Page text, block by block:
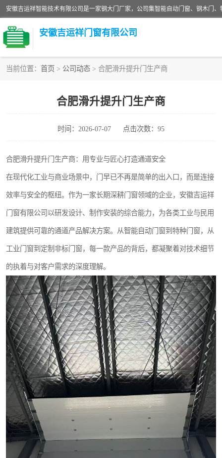
安徽吉运祥门窗有限公司
当前位置： 首页 > 公司动态 > 合肥滑升提升门生产商
合肥滑升提升门生产商
时间：2026-07-07 点击次数：95
合肥滑升提升门生产商：用专业与匠心打造通道安全
在现代化工业与商业场景中，门早已不再是简单的出入口，而是连接
效率与安全的枢纽。作为一家长期深耕门窗领域的企业，安徽吉运祥
门窗有限公司以研发设计、制作安装的综合能力，为各类工业与民用
建筑提供可靠的通道产品解决方案。从智能自动门窗到特种门窗，从
工业门窗到定制非标门窗，每一款产品的背后，都凝聚着对技术细节
的执着与对客户需求的深度理解。
工业电动折叠门
安全逃生门
工业平开门
变压器室配电房门
防火门